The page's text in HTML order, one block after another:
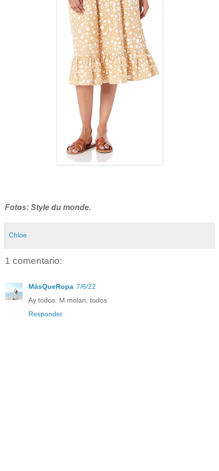
Fotos: Style du monde.
Chloe
1 comentario:
MásQueRopa 7/6/22
Ay todos. M molan, todos
Responder